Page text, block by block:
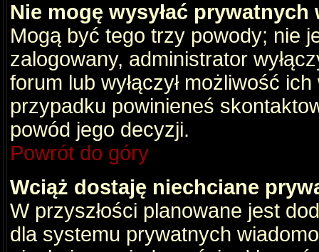
Nie mogę wysyłać
Mogą być tego trzy powody; nie
zalogowany, administrator
forum lub wyłączył możliwość
przypadku powinieneś
powód jego decyzji.
Powrót do góry
Wciąż dostaję niechciane
W przyszłości planowane jest
dla systemu prywatnych